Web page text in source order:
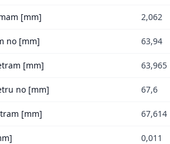
[mm] 2,062
no [mm] 63,94
[mm] 63,965
no [mm] 67,6
[mm] 67,614
0,011